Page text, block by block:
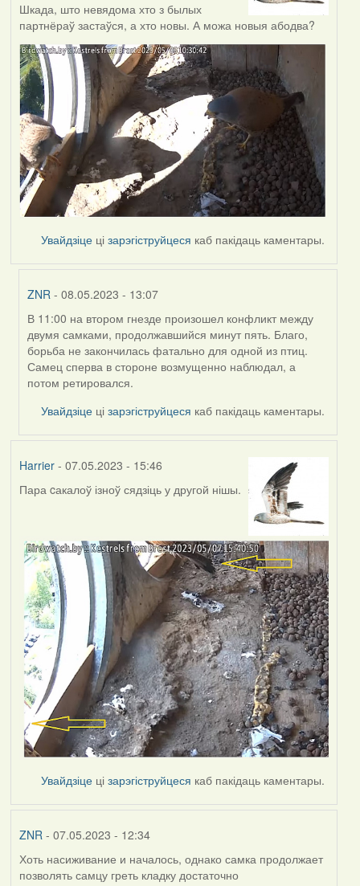
Шкада, што невядома хто з былых
партнёраў застаўся, а хто новы. А можа новыя абодва?
Увайдзіце цізарэгіструйцеся каб пакідаць каментары.
ZNR - 08.05.2023 - 13:07
In
reply
to
by
Harrier
В 11:00 на втором гнезде произошел конфликт между
двумя самками, продолжавшийся минут пять. Благо,
борьба не закончилась фатально для одной из птиц.
Самец сперва в стороне возмущенно наблюдал, а
потом ретировался.
Увайдзіце цізарэгіструйцеся каб пакідаць каментары.
Harrier- 07.05.2023 - 15:46
Пара cакалоў ізноў сядзіць у другой нішы.
Увайдзіце цізарэгіструйцеся каб пакідаць каментары.
ZNR - 07.05.2023 - 12:34
Хоть насиживание и началось, однако самка продолжает
позволять самцу греть кладку достаточно